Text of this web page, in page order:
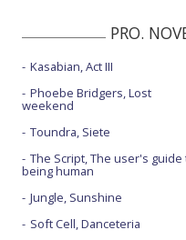
PRO.
Kasabian, Act III
Phoebe Bridgers, Lost
weekend
Toundra, Siete
The Script, The user's guide
being human
Jungle, Sunshine
Soft Cell, Danceteria